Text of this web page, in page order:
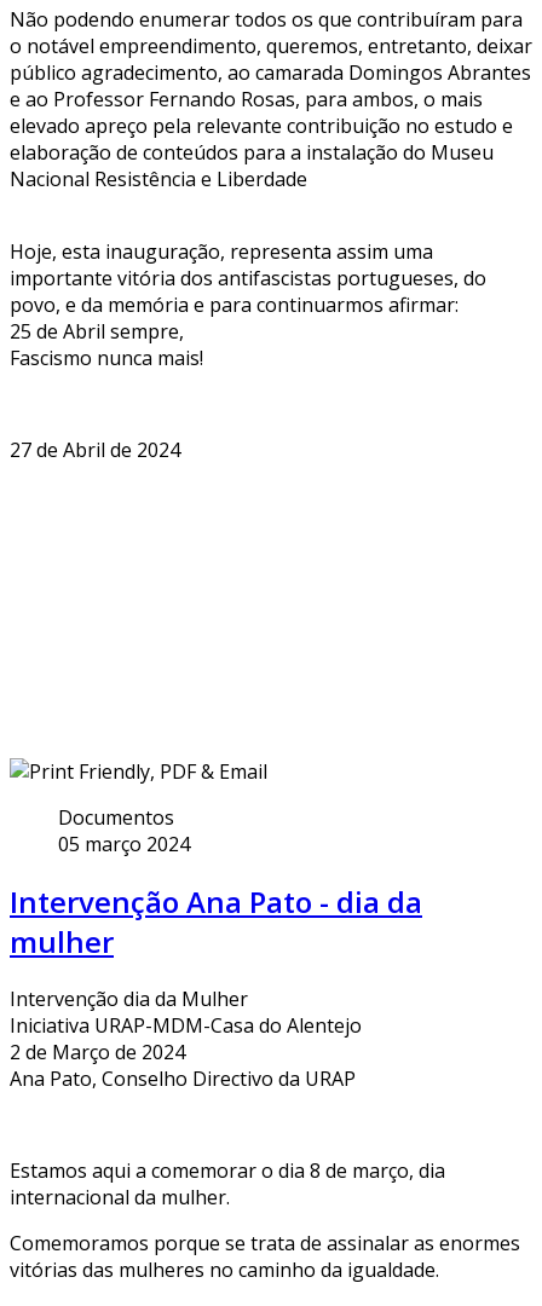
Não podendo enumerar todos os que contribuíram para
o notável empreendimento, queremos, entretanto, deixar
público agradecimento, ao camarada Domingos Abrantes
e ao Professor Fernando Rosas, para ambos, o mais
elevado apreço pela relevante contribuição no estudo e
elaboração de conteúdos para a instalação do Museu
Nacional Resistência e Liberdade
Hoje, esta inauguração, representa assim uma
importante vitória dos antifascistas portugueses, do
povo, e da memória e para continuarmos afirmar:
25 de Abril sempre,
Fascismo nunca mais!
27 de Abril de 2024
Documentos
05 março 2024
Intervenção Ana Pato - dia da
mulher
Intervenção dia da Mulher
Iniciativa URAP-MDM-Casa do Alentejo
2 de Março de 2024
Ana Pato, Conselho Directivo da URAP
Estamos aqui a comemorar o dia 8 de março, dia
internacional da mulher.
Comemoramos porque se trata de assinalar as enormes
vitórias das mulheres no caminho da igualdade.